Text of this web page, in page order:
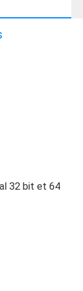
32 bit et 64